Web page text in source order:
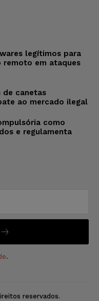
legítimos para
remoto em ataques
de canetas
ao mercado ilegal
como
e regulamenta
.
reservados.